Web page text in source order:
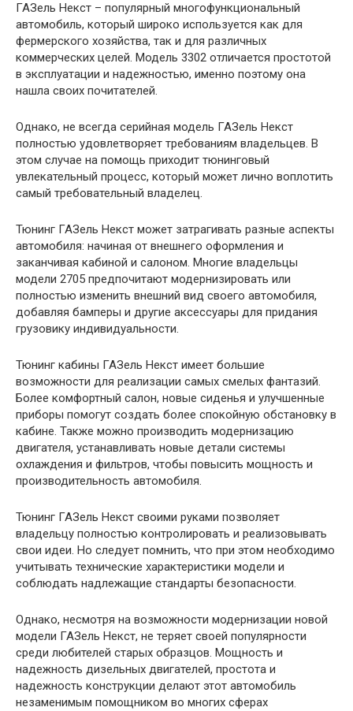
ГАЗель Некст – популярный многофункциональный
автомобиль, который широко используется как для
фермерского хозяйства, так и для различных
коммерческих целей. Модель 3302 отличается простотой
в эксплуатации и надежностью, именно поэтому она
нашла своих почитателей.
Однако, не всегда серийная модель ГАЗель Некст
полностью удовлетворяет требованиям владельцев. В
этом случае на помощь приходит тюнинговый
увлекательный процесс, который может лично воплотить
самый требовательный владелец.
Тюнинг ГАЗель Некст может затрагивать разные аспекты
автомобиля: начиная от внешнего оформления и
заканчивая кабиной и салоном. Многие владельцы
модели 2705 предпочитают модернизировать или
полностью изменить внешний вид своего автомобиля,
добавляя бамперы и другие аксессуары для придания
грузовику индивидуальности.
Тюнинг кабины ГАЗель Некст имеет большие
возможности для реализации самых смелых фантазий.
Более комфортный салон, новые сиденья и улучшенные
приборы помогут создать более спокойную обстановку в
кабине. Также можно производить модернизацию
двигателя, устанавливать новые детали системы
охлаждения и фильтров, чтобы повысить мощность и
производительность автомобиля.
Тюнинг ГАЗель Некст своими руками позволяет
владельцу полностью контролировать и реализовывать
свои идеи. Но следует помнить, что при этом необходимо
учитывать технические характеристики модели и
соблюдать надлежащие стандарты безопасности.
Однако, несмотря на возможности модернизации новой
модели ГАЗель Некст, не теряет своей популярности
среди любителей старых образцов. Мощность и
надежность дизельных двигателей, простота и
надежность конструкции делают этот автомобиль
незаменимым помощником во многих сферах